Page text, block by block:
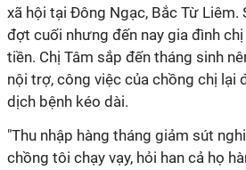
xã hội tại Đông Ngạc, Bắc Từ Liêm.
đợt cuối nhưng đến nay gia đình
tiền. Chị Tâm sắp đến tháng sinh
nội trợ, công việc của chồng chị lại
dịch bệnh kéo dài.
"Thu nhập hàng tháng giảm sút
chồng tôi chạy vạy, hỏi han cả họ